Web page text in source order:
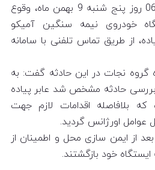
شهرداری اراک، ساعت 06:36 روز پنج شنبه 9 بهمن ماه، وقوع
خودروی نیمه سنگین آمیکو
از طریق تماس تلفنی با سامانه
گروه نجات در این حادثه گفت: به
حادثه مشخص شد عابر پیاده
بلافاصله اقدامات لازم جهت
عوامل اورژانس گردید.
از ایمن سازی محل و اطمینان از
خود بازگشتند.